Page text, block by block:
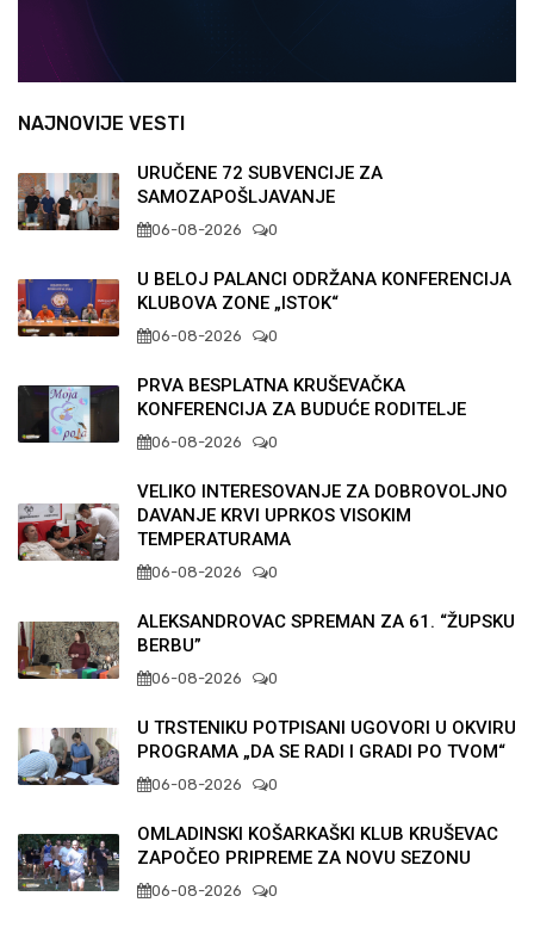
NAJNOVIJE VESTI
URUČENE 72 SUBVENCIJE ZA
SAMOZAPOŠLJAVANJE
06-08-2026 0
U BELOJ PALANCI ODRŽANA KONFERENCIJA
KLUBOVA ZONE „ISTOK“
06-08-2026 0
PRVA BESPLATNA KRUŠEVAČKA
KONFERENCIJA ZA BUDUĆE RODITELJE
06-08-2026 0
VELIKO INTERESOVANJE ZA DOBROVOLJNO
DAVANJE KRVI UPRKOS VISOKIM
TEMPERATURAMA
06-08-2026 0
ALEKSANDROVAC SPREMAN ZA 61. “ŽUPSKU
BERBU”
06-08-2026 0
U TRSTENIKU POTPISANI UGOVORI U OKVIRU
PROGRAMA „DA SE RADI I GRADI PO TVOM“
06-08-2026 0
OMLADINSKI KOŠARKAŠKI KLUB KRUŠEVAC
ZAPOČEO PRIPREME ZA NOVU SEZONU
06-08-2026 0